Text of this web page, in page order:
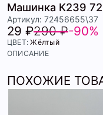
Машинка К239
Артикул: 72456655\37
29 ₽290 ₽-90%
ЦВЕТ:Жёлтый
ОПИСАНИЕ
ПОХОЖИЕ